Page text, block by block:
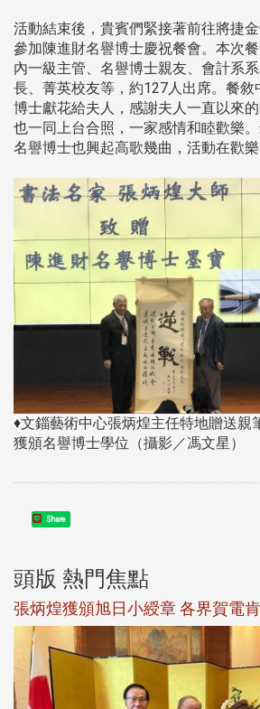
活動結束後，貴賓們緊接著前往將捷
參加陳進財名譽博士慶祝餐會。本次
內一級主管、名譽博士親友、會計系
長、菁英校友等，約127人出席。餐敘
博士獻花給夫人，感謝夫人一直以來
也一同上台合照，一家感情和睦歡樂
名譽博士也興起高歌幾曲，活動在歡樂
♦文錙藝術中心張炳煌主任特地贈送親
獲頒名譽博士學位（攝影／馮文星）
Share
頭版 熱門焦點
張炳煌獲頒旭日小綬章 各界賀電